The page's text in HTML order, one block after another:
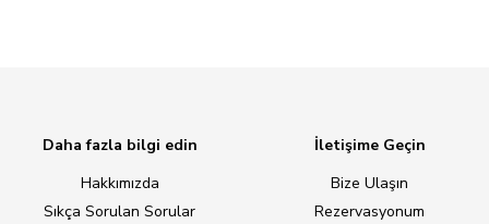
Daha fazla bilgi edin
Hakkımızda
Sıkça Sorulan Sorular
İletişime Geçin
Bize Ulaşın
Rezervasyonum